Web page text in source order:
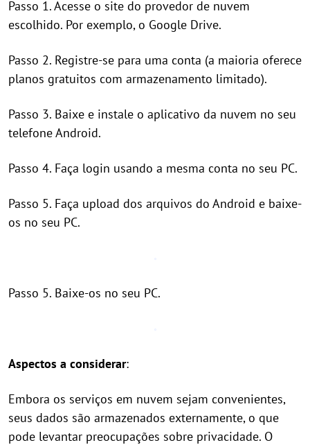
Passo 1. Acesse o site do provedor de nuvem
escolhido. Por exemplo, o Google Drive.
Passo 2. Registre-se para uma conta (a maioria oferece
planos gratuitos com armazenamento limitado).
Passo 3. Baixe e instale o aplicativo da nuvem no seu
telefone Android.
Passo 4. Faça login usando a mesma conta no seu PC.
Passo 5. Faça upload dos arquivos do Android e baixe-
os no seu PC.
Passo 5. Baixe-os no seu PC.
Aspectos a considerar:
Embora os serviços em nuvem sejam convenientes,
seus dados são armazenados externamente, o que
pode levantar preocupações sobre privacidade. O